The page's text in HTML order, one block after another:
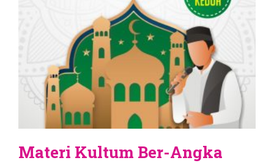
Materi Kultum Ber-Angka